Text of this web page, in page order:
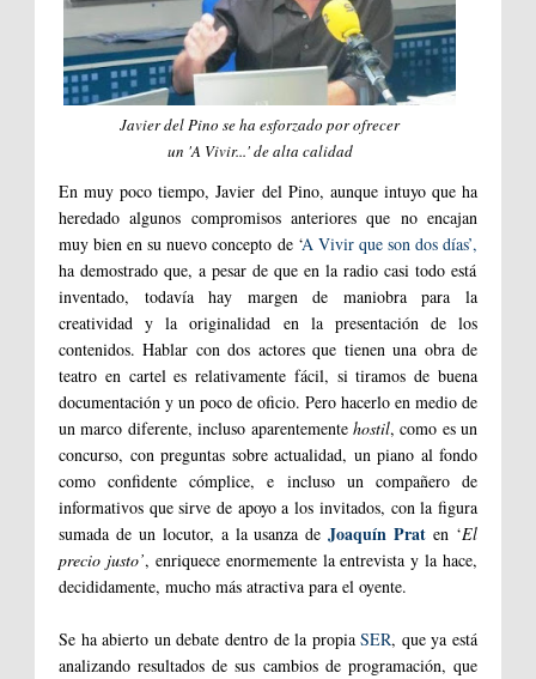
Javier del Pino se ha esforzado por ofrecer
un 'A Vivir...' de alta calidad
En muy poco tiempo, Javier del Pino, aunque intuyo que ha
heredado algunos compromisos anteriores que no encajan
muy bien en su nuevo concepto de ‘A Vivir que son dos días’,
ha demostrado que, a pesar de que en la radio casi todo está
inventado, todavía hay margen de maniobra para la
creatividad y la originalidad en la presentación de los
contenidos. Hablar con dos actores que tienen una obra de
teatro en cartel es relativamente fácil, si tiramos de buena
documentación y un poco de oficio. Pero hacerlo en medio de
un marco diferente, incluso aparentemente hostil, como es un
concurso, con preguntas sobre actualidad, un piano al fondo
como confidente cómplice, e incluso un compañero de
informativos que sirve de apoyo a los invitados, con la figura
sumada de un locutor, a la usanza deJoaquín Prat en ‘El
precio justo’, enriquece enormemente la entrevista y la hace,
decididamente, mucho más atractiva para el oyente.
Se ha abierto un debate dentro de la propiaSER, que ya está
analizando resultados de sus cambios de programación, que